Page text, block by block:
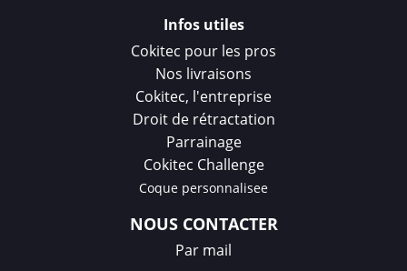
Infos utiles
Cokitec pour les pros
Nos livraisons
Cokitec, l'entreprise
Droit de rétractation
Parrainage
Cokitec Challenge
Coque personnalisee
NOUS CONTACTER
Par mail